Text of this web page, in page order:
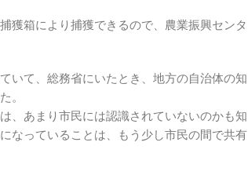
獲箱により捕獲できるので、農業振興センタ
いて、総務省にいたとき、地方の自治体の知
。
、あまり市民には認識されていないのかも知
なっていることは、もう少し市民の間で共有